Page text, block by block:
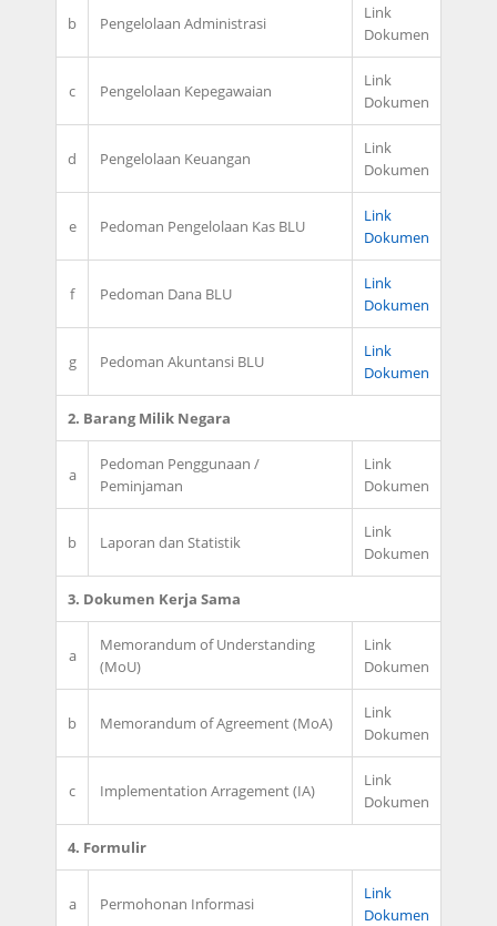
b Pengelolaan Administrasi
Link
Dokumen
c Pengelolaan Kepegawaian
Link
Dokumen
d Pengelolaan Keuangan
Link
Dokumen
e Pedoman Pengelolaan Kas BLU
Link
Dokumen
f Pedoman Dana BLU
Link
Dokumen
g Pedoman Akuntansi BLU
Link
Dokumen
2. Barang Milik Negara
a
Pedoman Penggunaan /
Peminjaman
Link
Dokumen
b Laporan dan Statistik
Link
Dokumen
3. Dokumen Kerja Sama
a
Memorandum of Understanding
(MoU)
Link
Dokumen
b Memorandum of Agreement (MoA)
Link
Dokumen
c Implementation Arragement (IA)
Link
Dokumen
4. Formulir
a Permohonan Informasi
Link
Dokumen